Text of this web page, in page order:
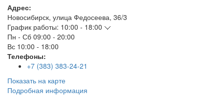
Адрес:
Новосибирск, улица Федосеева, 36/3
График работы: 10:00 - 18:00
Пн - Сб 09:00 - 20:00
Вс 10:00 - 18:00
Телефоны:
+7 (383) 383-24-21
Показать на карте
Подробная информация